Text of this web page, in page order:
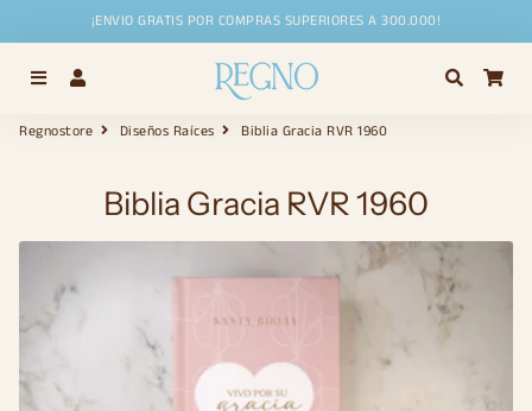
¡ENVIO GRATIS POR COMPRAS SUPERIORES A 300.000!
Menú Buscar
Regnostore Diseños Raíces Biblia Gracia RVR 1960
Biblia Gracia RVR 1960